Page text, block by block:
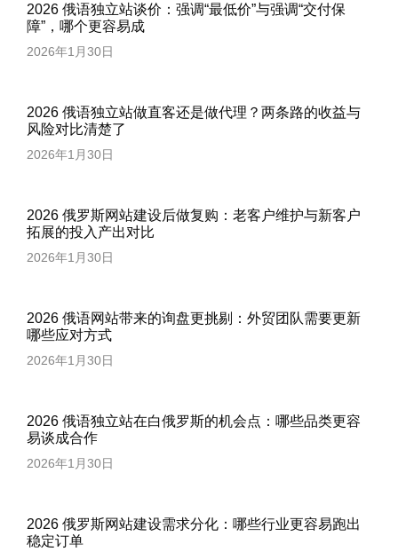
2026 俄语独立站谈价：强调“最低价”与强调“交付保
障”，哪个更容易成
2026年1月30日
2026 俄语独立站做直客还是做代理？两条路的收益与
风险对比清楚了
2026年1月30日
2026 俄罗斯网站建设后做复购：老客户维护与新客户
拓展的投入产出对比
2026年1月30日
2026 俄语网站带来的询盘更挑剔：外贸团队需要更新
哪些应对方式
2026年1月30日
2026 俄语独立站在白俄罗斯的机会点：哪些品类更容
易谈成合作
2026年1月30日
2026 俄罗斯网站建设需求分化：哪些行业更容易跑出
稳定订单